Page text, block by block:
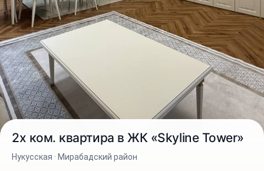
2х ком. квартира в ЖК «Skyline Tower»
Нукусская · Мирабадский район